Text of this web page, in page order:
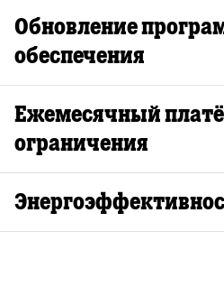
Обновление
обеспечения
Ежемесячный
ограничения